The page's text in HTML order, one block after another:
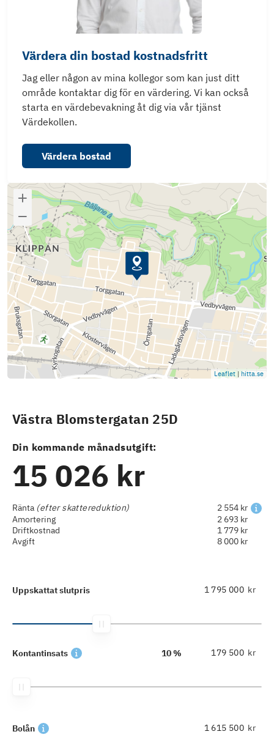
Värdera din bostad kostnadsfritt
Jag eller någon av mina kollegor som kan just ditt
område kontaktar dig för en värdering. Vi kan också
starta en värdebevakning åt dig via vår tjänst
Värdekollen.
Värdera bostad
Leaflet | hitta.se
Västra Blomstergatan 25D
Din kommande månadsutgift:
15 026 kr
Ränta (efter skattereduktion)
2 554 kr
Amortering
2 693 kr
Driftkostnad
1 779 kr
Avgift
8 000 kr
Uppskattat slutpris kr
Kontantinsats 10 % kr
Bolån kr